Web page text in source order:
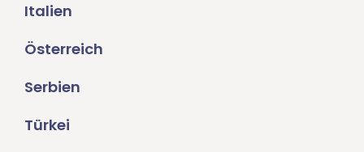
Italien
Österreich
Serbien
Türkei